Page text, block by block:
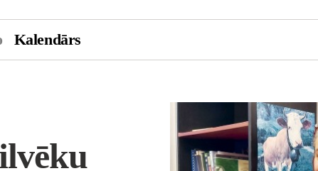
Kalendārs